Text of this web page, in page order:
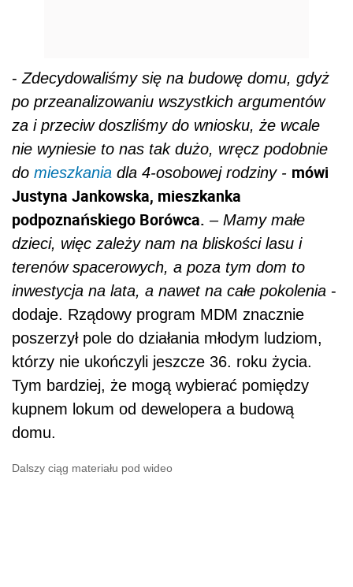
- Zdecydowaliśmy się na budowę domu, gdyż
po przeanalizowaniu wszystkich argumentów
za i przeciw doszliśmy do wniosku, że wcale
nie wyniesie to nas tak dużo, wręcz podobnie
do mieszkania dla 4-osobowej rodziny - mówi
Justyna Jankowska, mieszkanka
podpoznańskiego Borówca. – Mamy małe
dzieci, więc zależy nam na bliskości lasu i
terenów spacerowych, a poza tym dom to
inwestycja na lata, a nawet na całe pokolenia -
dodaje. Rządowy program MDM znacznie
poszerzył pole do działania młodym ludziom,
którzy nie ukończyli jeszcze 36. roku życia.
Tym bardziej, że mogą wybierać pomiędzy
kupnem lokum od dewelopera a budową
domu.
Dalszy ciąg materiału pod wideo